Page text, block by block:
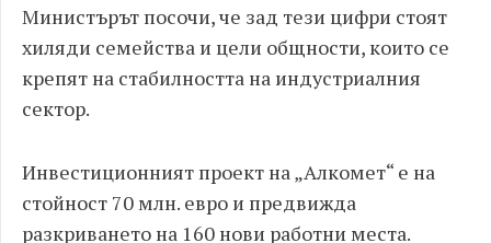
Министърът посочи, че зад тези цифри стоят
хиляди семейства и цели общности, които се
крепят на стабилността на индустриалния
сектор.
Инвестиционният проект на „Алкомет“ е на
стойност 70 млн. евро и предвижда
разкриването на 160 нови работни места.